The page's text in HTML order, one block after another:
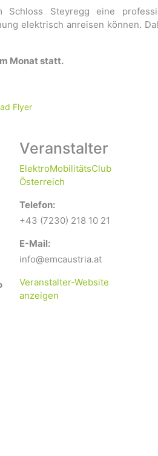
Steyregg eine
elektrisch anreisen können.
Monat statt.
Flyer
Veranstalter
ElektroMobilitätsClub
Österreich
Telefon:
+43 (7230) 218 10 21
E-Mail:
info@emcaustria.at
Veranstalter-Website
anzeigen